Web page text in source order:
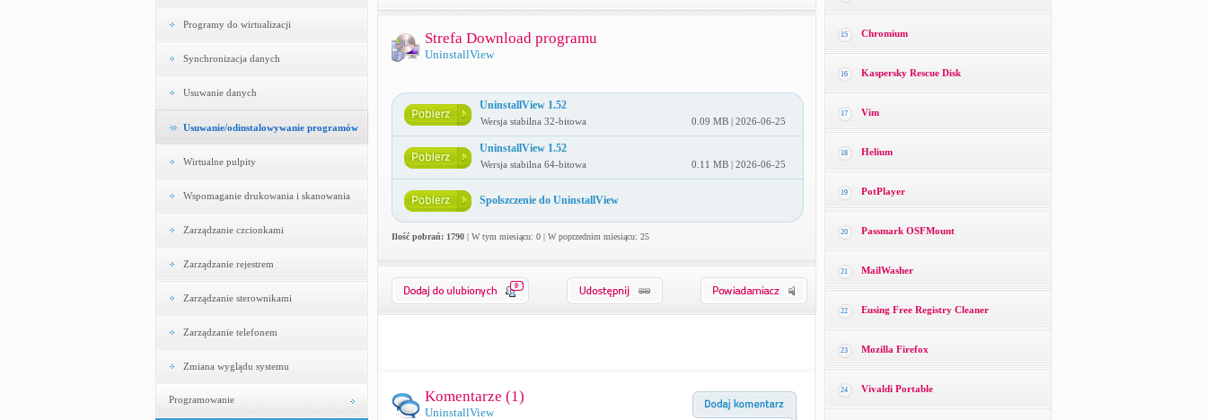
Programy do wirtualizacji
Synchronizacja danych
Usuwanie danych
Usuwanie/odinstalowywanie programów
Wirtualne pulpity
Wspomaganie drukowania i skanowania
Zarządzanie czcionkami
Zarządzanie rejestrem
Zarządzanie sterownikami
Zarządzanie telefonem
Zmiana wyglądu systemu
Programowanie
Strefa Download programu
UninstallView
UninstallView 1.52
Wersja stabilna 32-bitowa 0.09 MB | 2026-06-25
UninstallView 1.52
Wersja stabilna 64-bitowa 0.11 MB | 2026-06-25
Spolszczenie do UninstallView
Ilość pobrań: 1790| W tym miesiącu: 0 | W poprzednim miesiącu: 25
0
Komentarze (1)
UninstallView
15 Chromium
16 Kaspersky Rescue Disk
17 Vim
18 Helium
19 PotPlayer
20 Passmark OSFMount
21 MailWasher
22 Eusing Free Registry Cleaner
23 Mozilla Firefox
24 Vivaldi Portable